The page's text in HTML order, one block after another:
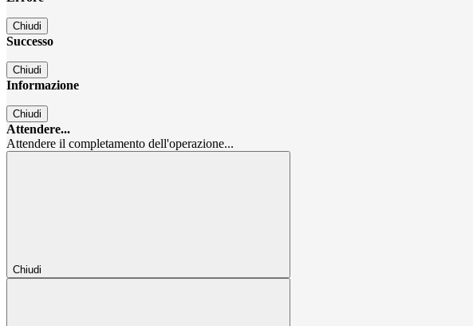
Chiudi
Successo
Chiudi
Informazione
Chiudi
Attendere...
Attendere il completamento dell'operazione...
Chiudi